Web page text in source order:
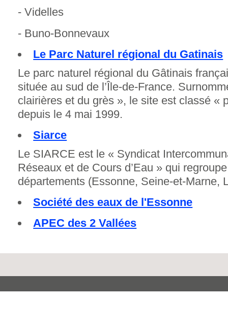
- Videlles
- Buno-Bonnevaux
Le Parc Naturel régional du Gatinais
Le parc naturel régional du Gâtinais
située au sud de l’Île-de-France.
clairières et du grès », le site est classé «
depuis le 4 mai 1999.
Siarce
Le SIARCE est le « Syndicat
Réseaux et de Cours d’Eau » qui
départements (Essonne, Seine-et-Marne,
Société des eaux de l'Essonne
APEC des 2 Vallées